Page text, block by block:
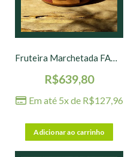
Fruteira Marchetada FAM – 30 x 7 cm
R$639,80
Em até 5x de R$127,96
Adicionar ao carrinho